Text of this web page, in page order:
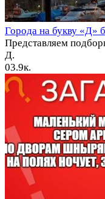
Города на букву «Д»
Представляем
Д.
03.9к.